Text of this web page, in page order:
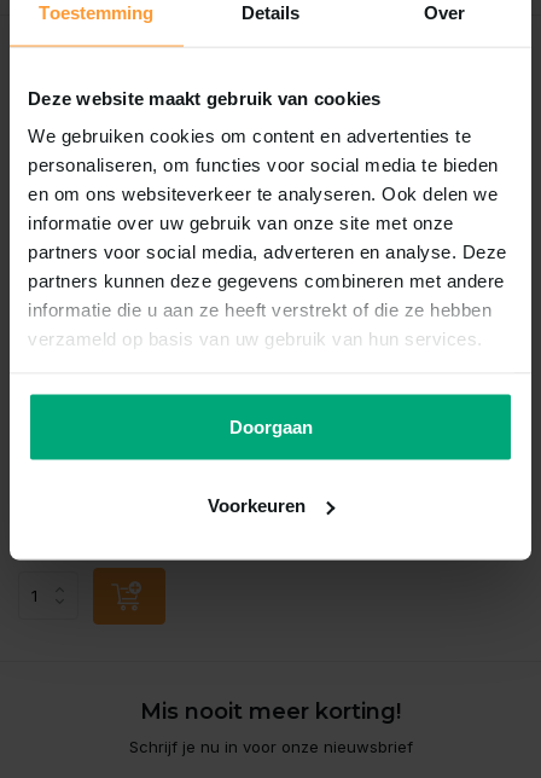
Toestemming Details Over
Deze website maakt gebruik van cookies
We gebruiken cookies om content en advertenties te
personaliseren, om functies voor social media te bieden
en om ons websiteverkeer te analyseren. Ook delen we
informatie over uw gebruik van onze site met onze
partners voor social media, adverteren en analyse. Deze
partners kunnen deze gegevens combineren met andere
informatie die u aan ze heeft verstrekt of die ze hebben
verzameld op basis van uw gebruik van hun services.
Doorgaan
Voorkeuren
Hobby
kweekschaal
Vergelijk
Mis nooit meer korting!
Schrijf je nu in voor onze nieuwsbrief